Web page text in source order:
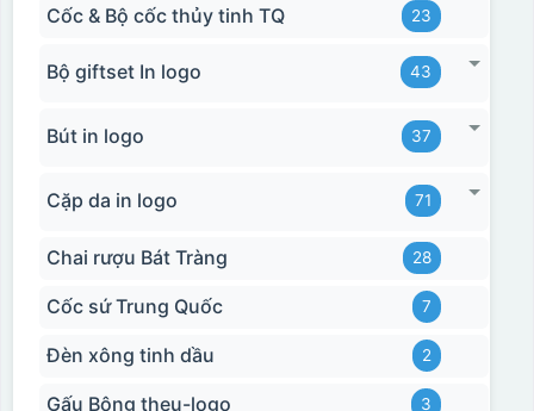
Cốc & Bộ cốc thủy tinh TQ 23
Bộ giftset In logo 43
Bút in logo 37
Cặp da in logo 71
Chai rượu Bát Tràng 28
Cốc sứ Trung Quốc 7
Đèn xông tinh dầu 2
Gấu Bông theu-logo 3